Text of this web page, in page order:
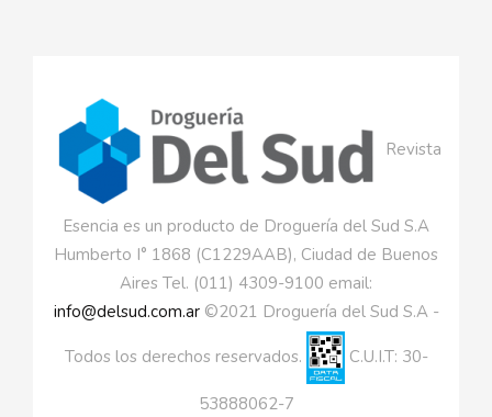
Revista
Esencia es un producto de Droguería del Sud S.A
Humberto I° 1868 (C1229AAB), Ciudad de Buenos
Aires Tel. (011) 4309-9100 email:
info@delsud.com.ar©2021 Droguería del Sud S.A -
Todos los derechos reservados. C.U.I.T: 30-
53888062-7